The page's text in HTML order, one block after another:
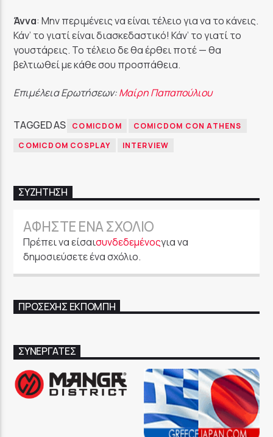
Άννα: Μην περιμένεις να είναι τέλειο για να το κάνεις.
Κάν’ το γιατί είναι διασκεδαστικό! Κάν’ το γιατί το
γουστάρεις. Το τέλειο δε θα έρθει ποτέ — θα
βελτιωθεί με κάθε σου προσπάθεια.
Επιμέλεια Ερωτήσεων:Μαίρη Παπαπούλιου
TAGGED AS COMICDOM
COMICDOM CON ATHENS
COMICDOM COSPLAY
INTERVIEW
ΣΥΖΉΤΗΣΗ
ΑΦΉΣΤΕ ΈΝΑ ΣΧΌΛΙΟ
Πρέπει να είσαισυνδεδεμένοςγια να
δημοσιεύσετε ένα σχόλιο.
ΠΡΟΣΕΧΉΣ ΕΚΠΟΜΠΉ
ΣΥΝΕΡΓΑΤΕΣ